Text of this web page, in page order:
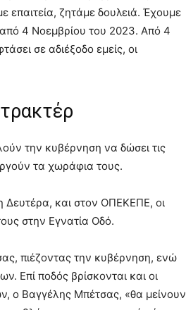
επαιτεία, ζητάμε δουλειά. Έχουμε
4 Νοεμβρίου του 2023. Από 4
σε αδιέξοδο εμείς, οι
την κυβέρνηση να δώσει τις
τα χωράφια τους.
Δευτέρα, και στον ΟΠΕΚΕΠΕ, οι
στην Εγνατία Οδό.
πιέζοντας την κυβέρνηση, ενώ
Επί ποδός βρίσκονται και οι
ο Βαγγέλης Μπέτσας, «θα μείνουν